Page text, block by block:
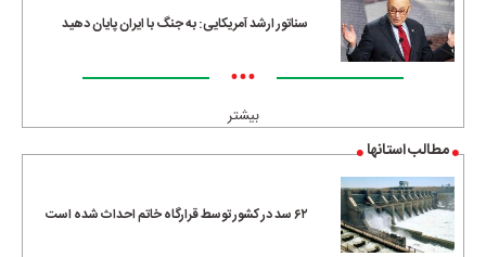
سناتور ارشد آمریکایی: به جنگ با ایران پایان دهید
•••
بیشتر
مطالب استانها
۶۲ سد در کشور توسط قرارگاه خاتم احداث شده است